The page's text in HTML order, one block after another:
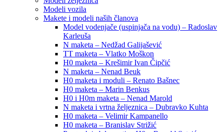
Modeli vozila
Makete i modeli naših članova
Model vodenjače (uspinjača na vodu) – Radoslav
Karleuša
N maketa – Nedžad Galijašević
TT maketa – Vlatko Moškon
H0 maketa – Krešimir Ivan Čipčić
N maketa – Nenad Beuk
H0 maketa i moduli – Renato Bašnec
H0 maketa – Marin Benkus
H0 i H0m maketa – Nenad Marold
N maketa i vrtna željeznica – Dubravko Kuhta
H0 maketa – Velimir Kampanello
H0 maketa – Branislav Strižić